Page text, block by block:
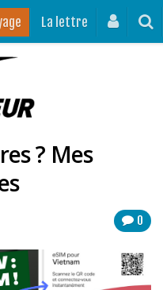
La lettre
? Mes
0